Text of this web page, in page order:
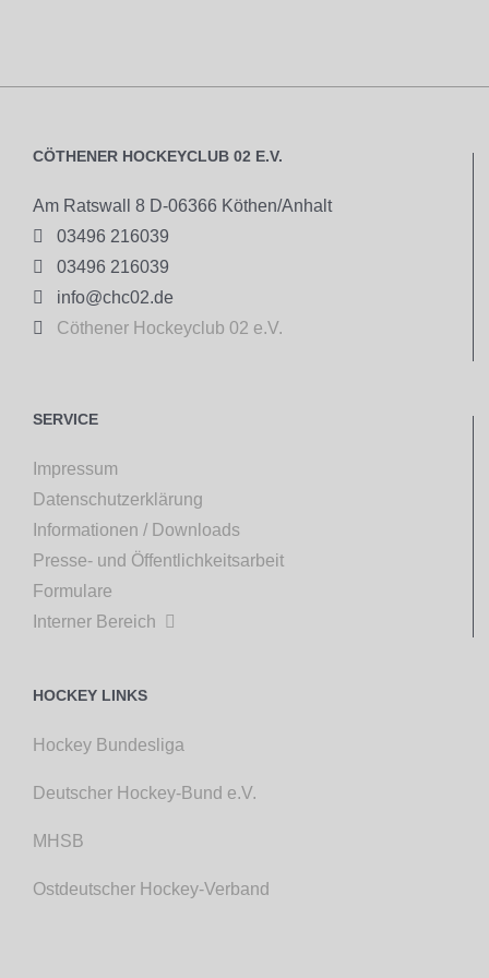
CÖTHENER HOCKEYCLUB 02 E.V.
Am Ratswall 8 D-06366 Köthen/Anhalt

03496 216039

03496 216039

info@chc02.de

Cöthener Hockeyclub 02 e.V.
SERVICE
Impressum
Datenschutzerklärung
Informationen / Downloads
Presse- und Öffentlichkeitsarbeit
Formulare
Interner Bereich

HOCKEY LINKS
Hockey Bundesliga
Deutscher Hockey-Bund e.V.
MHSB
Ostdeutscher Hockey-Verband